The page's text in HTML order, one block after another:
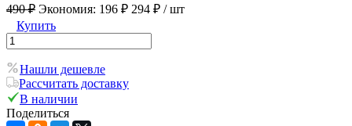
490 ₽ Экономия: 196 ₽ 294 ₽ / шт
Купить
Нашли дешевле
Рассчитать доставку
В наличии
Поделиться